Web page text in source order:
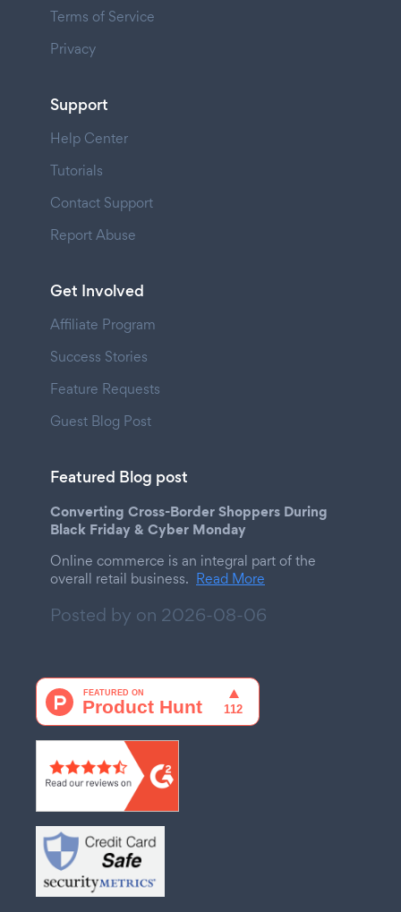
Terms of Service
Privacy
Support
Help Center
Tutorials
Contact Support
Report Abuse
Get Involved
Affiliate Program
Success Stories
Feature Requests
Guest Blog Post
Featured Blog post
Converting Cross-Border Shoppers During
Black Friday & Cyber Monday
Online commerce is an integral part of the
overall retail business. Read More
Posted by on 2026-08-06